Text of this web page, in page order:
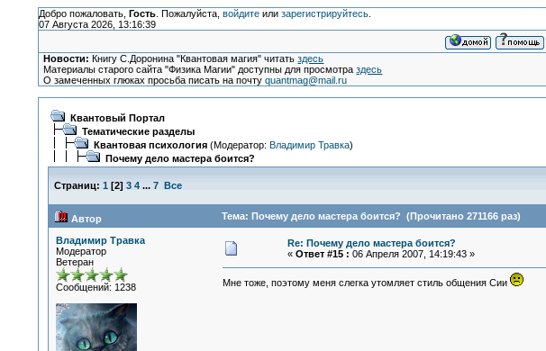
Добро пожаловать, Гость. Пожалуйста, войдитеили зарегистрируйтесь.
07 Августа 2026, 13:16:39
Новости: Книгу С.Доронина "Квантовая магия" читатьздесь
Материалы старого сайта "Физика Магии" доступны для просмотраздесь
О замеченных глюках просьба писать на почтуquantmag@mail.ru
Квантовый Портал
Тематические разделы
Квантовая психология(Модератор: Владимир Травка)
Почему дело мастера боится?
Страниц: 1 [2] 3 4 ... 7 Все
Автор Тема: Почему дело мастера боится? (Прочитано 271166 раз)
Владимир Травка
Модератор
Ветеран
Сообщений: 1238
Re: Почему дело мастера боится?
« Ответ #15 : 06 Апреля 2007, 14:19:43 »
Мне тоже, поэтому меня слегка утомляет стиль общения Сии